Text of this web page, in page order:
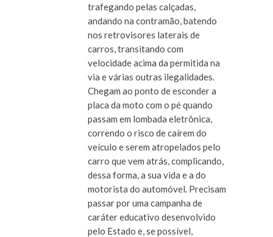
trafegando pelas calçadas,
andando na contramão, batendo
nos retrovisores laterais de
carros, transitando com
velocidade acima da permitida na
via e várias outras ilegalidades.
Chegam ao ponto de esconder a
placa da moto com o pé quando
passam em lombada eletrônica,
correndo o risco de caírem do
veículo e serem atropelados pelo
carro que vem atrás, complicando,
dessa forma, a sua vida e a do
motorista do automóvel. Precisam
passar por uma campanha de
caráter educativo desenvolvido
pelo Estado e, se possível,